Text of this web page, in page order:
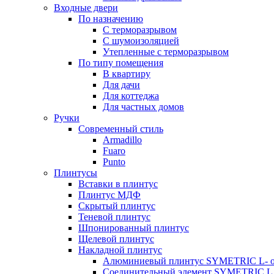
Входные двери
По назначению
С терморазрывом
С шумоизоляцией
Утепленные с терморазрывом
По типу помещения
В квартиру
Для дачи
Для коттеджа
Для частных домов
Ручки
Современный стиль
Armadillo
Fuaro
Punto
Плинтусы
Вставки в плинтус
Плинтус МДФ
Скрытый плинтус
Теневой плинтус
Шпонированный плинтус
Щелевой плинтус
Накладной плинтус
Алюминиевый плинтус SYMETRIC L-
Соединительный элемент SYMETRIC L